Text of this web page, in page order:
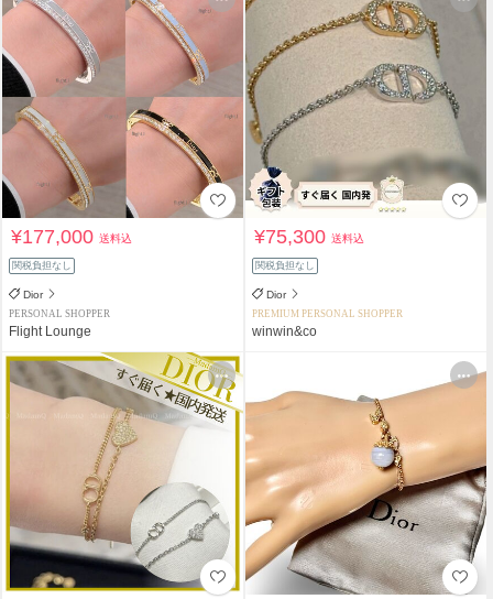
¥177,000送料込
関税負担なし
Dior
PERSONAL SHOPPER
Flight Lounge
¥75,300送料込
関税負担なし
Dior
PREMIUM PERSONAL SHOPPER
winwin&co